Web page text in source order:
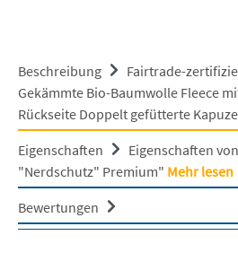
Beschreibung
Fairtrade-
Gekämmte Bio-Baumwolle Fleece
Rückseite Doppelt gefütterte
Eigenschaften
Eigenschaften
"Nerdschutz" Premium" Mehr lesen
Bewertungen